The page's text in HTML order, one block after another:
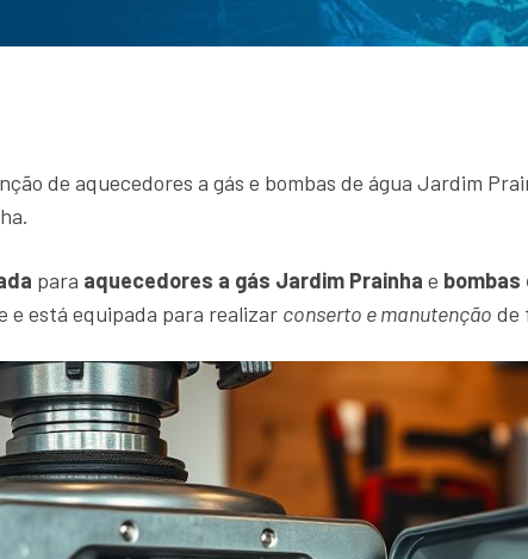
de aquecedores a gás e bombas de água Jardim
para aquecedores a gás Jardim Prainha e bombas
e está equipada para realizar conserto e manutenção de